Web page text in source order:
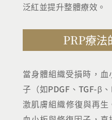
泛紅並提升整體療效。
PRP療法
當身體組織受損時，
子（如PDGF、TGF-β
激肌膚組織修復與再